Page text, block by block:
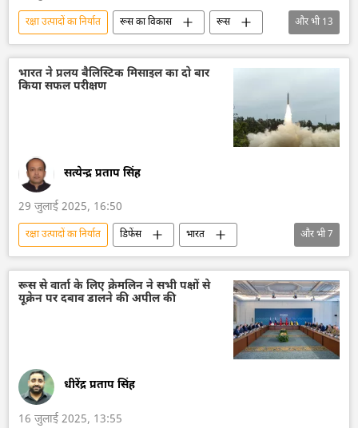
रक्षा उत्पादों का निर्यात रूस का विकास
रूस
मास्को
रूसी सेना
यूक्रेन की सुरक्षा सेवा (SBU)
यूक्रेन
वायु रक्षा
रक्षा-पंक्ति
और भी13
भारत ने प्रलय बैलिस्टिक मिसाइल का दो बार
किया सफल परीक्षण
सत्येन्द्र प्रताप सिंह
29 जुलाई 2025, 16:50
रक्षा उत्पादों का निर्यात डिफेंस
भारत
भारत सरकार
भारत का विकास
रक्षा मंत्रालय (MoD)
रक्षा-पंक्ति
वायु रक्षा
बैलिस्टिक मिसाइल
और भी7
रूस से वार्ता के लिए क्रेमलिन ने सभी पक्षों से
यूक्रेन पर दबाव डालने की अपील की
धीरेंद्र प्रताप सिंह
16 जुलाई 2025, 13:55